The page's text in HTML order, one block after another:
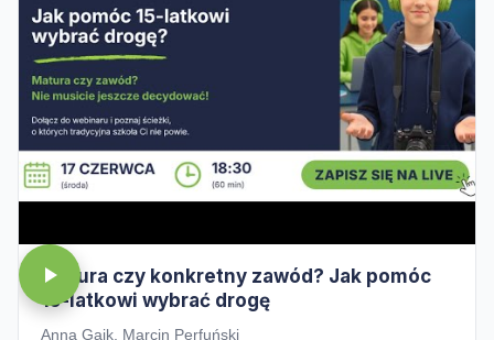
Matura czy konkretny zawód? Jak pomóc
15-latkowi wybrać drogę
Anna Gaik, Marcin Perfuński